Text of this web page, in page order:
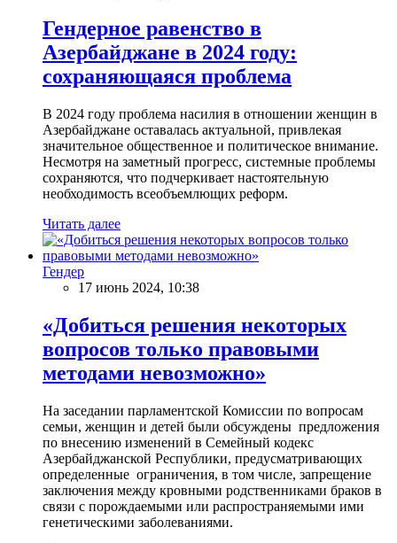
Гендерное равенство в
Азербайджане в 2024 году:
сохраняющаяся проблема
В 2024 году проблема насилия в отношении женщин в
Азербайджане оставалась актуальной, привлекая
значительное общественное и политическое внимание.
Несмотря на заметный прогресс, системные проблемы
сохраняются, что подчеркивает настоятельную
необходимость всеобъемлющих реформ.
Читать далее
Гендер
17 июнь 2024, 10:38
«Добиться решения некоторых
вопросов только правовыми
методами невозможно»
На заседании парламентской Комиссии по вопросам
семьи, женщин и детей были обсуждены предложения
по внесению изменений в Семейный кодекс
Азербайджанской Республики, предусматривающих
определенные ограничения, в том числе, запрещение
заключения между кровными родственниками браков в
связи с порождаемыми или распространяемыми ими
генетическими заболеваниями.